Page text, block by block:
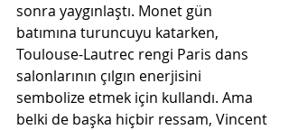
sonra yaygınlaştı. Monet gün
batımına turuncuyu katarken,
Toulouse-Lautrec rengi Paris dans
salonlarının çılgın enerjisini
sembolize etmek için kullandı. Ama
belki de başka hiçbir ressam, Vincent